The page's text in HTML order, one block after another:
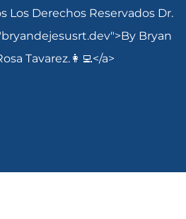
Los Derechos Reservados Dr.
Bryan
Tavarez.👩‍💻</a>